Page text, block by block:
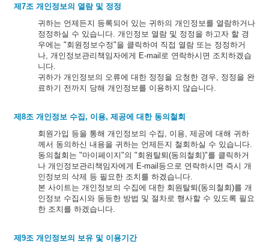
제7조 개인정보의 열람 및 정정
귀하는 언제든지 등록되어 있는 귀하의 개인정보를 열람하거나
정정하실 수 있습니다. 개인정보 열람 및 정정을 하고자 할 경
우에는 "회원정보수정"을 클릭하여 직접 열람 또는 정정하거
나, 개인정보관리책임자에게 E-mail로 연락하시면 조치하겠습
니다.
귀하가 개인정보의 오류에 대한 정정을 요청한 경우, 정정을 완
료하기 전까지 당해 개인정보를 이용하지 않습니다.
제8조 개인정보 수집, 이용, 제공에 대한 동의철회
회원가입 등을 통해 개인정보의 수집, 이용, 제공에 대해 귀하
께서 동의하신 내용을 귀하는 언제든지 철회하실 수 있습니다.
동의철회는 "마이페이지"의 "회원탈퇴(동의철회)"를 클릭하거
나 개인정보관리책임자에게 E-mail등으로 연락하시면 즉시 개
인정보의 삭제 등 필요한 조치를 하겠습니다.
본 사이트는 개인정보의 수집에 대한 회원탈퇴(동의철회)를 개
인정보 수집시와 동등한 방법 및 절차로 행사할 수 있도록 필요
한 조치를 하겠습니다.
제9조 개인정보의 보유 및 이용기간